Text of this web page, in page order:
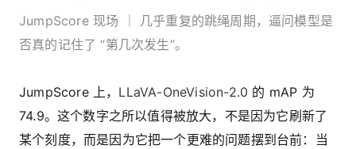
JumpScore 现场 ｜ 几乎重复的跳绳周期，逼问模型是
否真的记住了 “第几次发生”。
JumpScore 上， LLaVA-OneVision-2.0 的 mAP 为
74.9。这个数字之所以值得被放大，不是因为它刷新了
某个刻度，而是因为它把一个更难的问题摆到台前：当